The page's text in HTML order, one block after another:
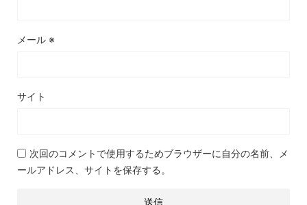
メール ※
サイト
次回のコメントで使用するためブラウザーに自分の名前、メ
ールアドレス、サイトを保存する。